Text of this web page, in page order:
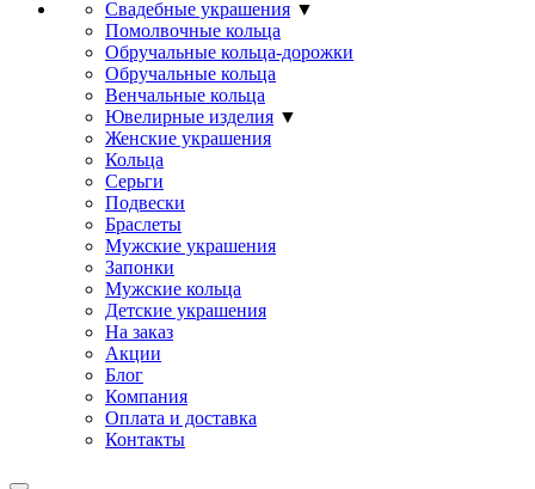
Свадебные украшения ▼
Помолвочные кольца
Обручальные кольца-дорожки
Обручальные кольца
Венчальные кольца
Ювелирные изделия ▼
Женские украшения
Кольца
Серьги
Подвески
Браслеты
Мужские украшения
Запонки
Мужские кольца
Детские украшения
На заказ
Акции
Блог
Компания
Оплата и доставка
Контакты